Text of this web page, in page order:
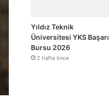
Yıldız Teknik
Üniversitesi YKS Başarı
Bursu 2026
2 hafta önce